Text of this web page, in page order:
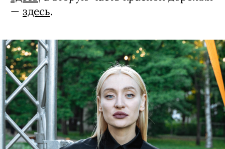
Елизавета Туктамышева
Цель премии не в том, чтобы из года в
год формировать список из
исключительно и очень известных
людей. Редакция находит и называет
петербуржцев и петербурженок,
каждый и каждая из которых сделал(-a)
значительный прорыв, великое
открытие или просто хорошее дело в